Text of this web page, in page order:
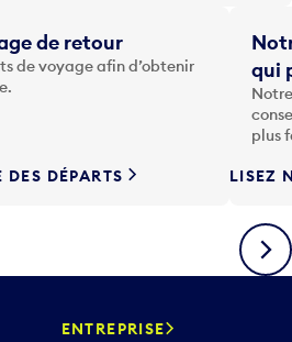
de retour
de voyage afin d’obtenir
DÉPARTS
qui
plus
LISEZ
ENTREPRISE